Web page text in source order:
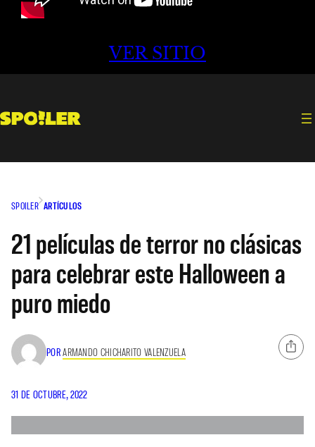
VER SITIO
SPOILER ARTÍCULOS
21 películas de terror no clásicas
para celebrar este Halloween a
puro miedo
PORARMANDO CHICHARITO VALENZUELA
31 DE OCTUBRE, 2022